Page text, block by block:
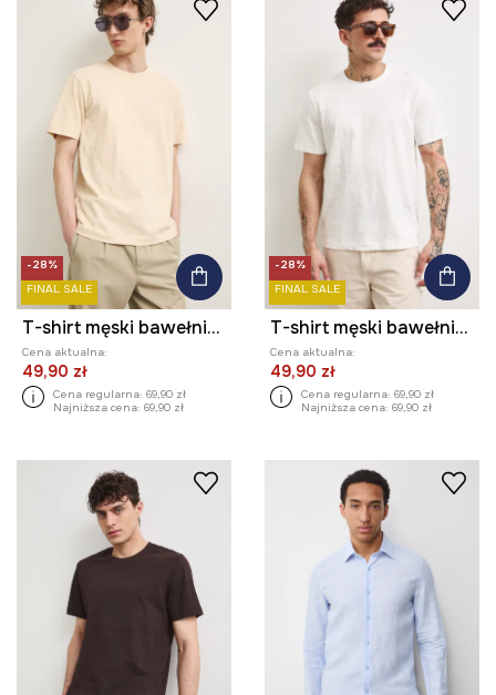
-28%
FINAL SALE
T-shirt męski bawełniany
Cena aktualna:
49,90 zł
Cena regularna: 69,90 zł
Najniższa cena: 69,90 zł
-28%
FINAL SALE
T-shirt męski bawełniany
Cena aktualna:
49,90 zł
Cena regularna: 69,90 zł
Najniższa cena: 69,90 zł